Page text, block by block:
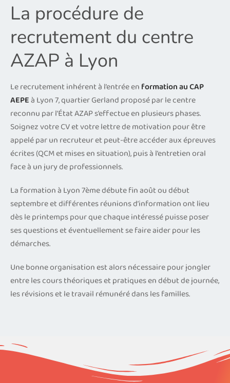
La procédure de
recrutement du centre
AZAP à Lyon
Le recrutement inhérent à l’entrée en formation au CAP
AEPEà Lyon 7, quartier Gerland proposé par le centre
reconnu par l’État AZAP s’effectue en plusieurs phases.
Soignez votre CV et votre lettre de motivation pour être
appelé par un recruteur et peut-être accéder aux épreuves
écrites (QCM et mises en situation), puis à l’entretien oral
face à un jury de professionnels.
La formation à Lyon 7ème débute fin août ou début
septembre et différentes réunions d’information ont lieu
dès le printemps pour que chaque intéressé puisse poser
ses questions et éventuellement se faire aider pour les
démarches.
Une bonne organisation est alors nécessaire pour jongler
entre les cours théoriques et pratiques en début de journée,
les révisions et le travail rémunéré dans les familles.